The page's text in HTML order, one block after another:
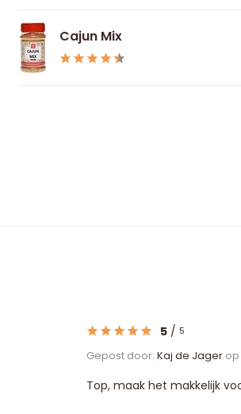
Cajun Mix
5 / 5
Gepost door:Kaj de Jager
Top, maak het makkelijk